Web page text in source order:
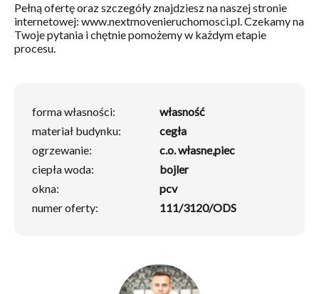
Pełną ofertę oraz szczegóły znajdziesz na naszej stronie
internetowej: www.nextmovenieruchomosci.pl. Czekamy na
Twoje pytania i chętnie pomożemy w każdym etapie
procesu.
forma własności:
własność
materiał budynku:
cegła
ogrzewanie:
c.o. własne,piec
ciepła woda:
bojler
okna:
pcv
numer oferty:
111/3120/ODS